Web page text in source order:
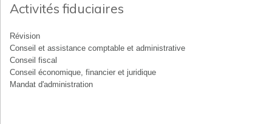
Activités fiduciaires
Révision
Conseil et assistance comptable et administrative
Conseil fiscal
Conseil économique, financier et juridique
Mandat d'administration